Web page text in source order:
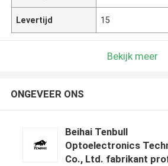
Levertijd 15
Bekijk meer
ONGEVEER ONS
Beihai Tenbull
Optoelectronics
Co., Ltd. fabrikant